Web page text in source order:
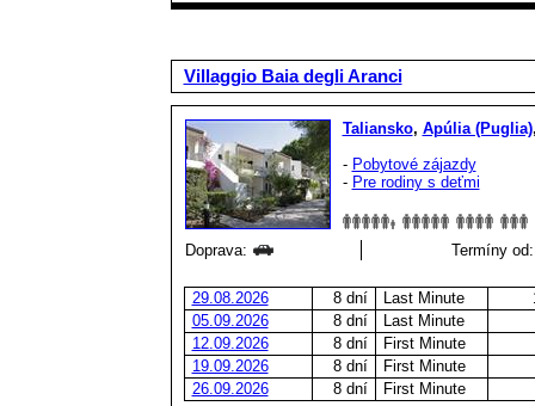
Villaggio Baia degli Aranci
Taliansko, Apúlia (Puglia)
- Pobytové zájazdy
- Pre rodiny s deťmi
Doprava: Termíny
29.08.2026 8 dní Last Minute
05.09.2026
8 dní
Last Minute
12.09.2026
8 dní
First Minute
19.09.2026
8 dní
First Minute
26.09.2026
8 dní First Minute